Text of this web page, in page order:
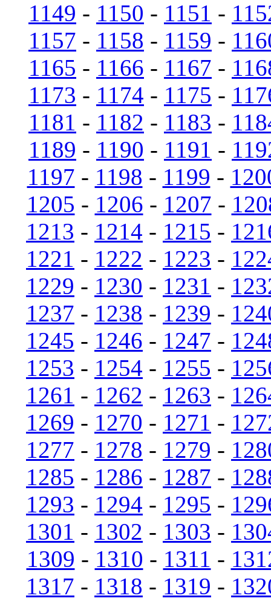
1149 - 1150 - 1151 -
1157 - 1158 - 1159 -
1165 - 1166 - 1167 -
1173 - 1174 - 1175 -
1181 - 1182 - 1183 -
1189 - 1190 - 1191 -
1197 - 1198 - 1199 -
1205 - 1206 - 1207 -
1213 - 1214 - 1215 -
1221 - 1222 - 1223 -
1229 - 1230 - 1231 -
1237 - 1238 - 1239 -
1245 - 1246 - 1247 -
1253 - 1254 - 1255 -
1261 - 1262 - 1263 -
1269 - 1270 - 1271 -
1277 - 1278 - 1279 -
1285 - 1286 - 1287 -
1293 - 1294 - 1295 -
1301 - 1302 - 1303 -
1309 - 1310 - 1311 -
1317 - 1318 - 1319 -